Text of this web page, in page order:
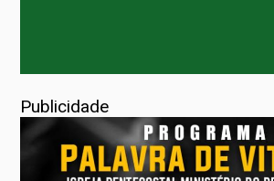
Publicidade